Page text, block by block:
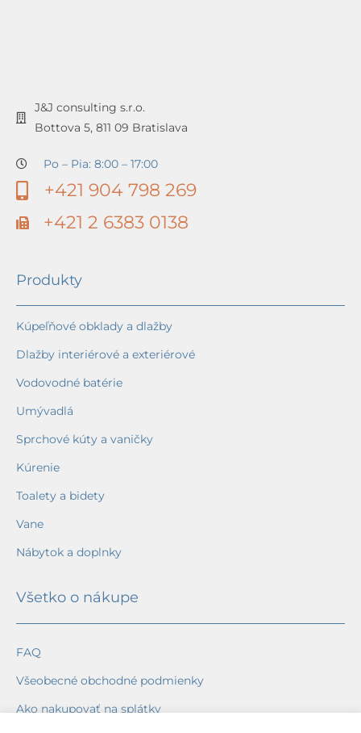
J&J consulting s.r.o.
Bottova 5, 811 09 Bratislava
Po – Pia: 8:00 – 17:00
+421 904 798 269
+421 2 6383 0138
Produkty
Kúpeľňové obklady a dlažby
Dlažby interiérové a exteriérové
Vodovodné batérie
Umývadlá
Sprchové kúty a vaničky
Kúrenie
Toalety a bidety
Vane
Nábytok a doplnky
Všetko o nákupe
FAQ
Všeobecné obchodné podmienky
Ako nakupovať na splátky